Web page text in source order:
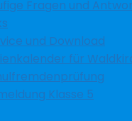
Fragen und
und Download
für
Klasse 5